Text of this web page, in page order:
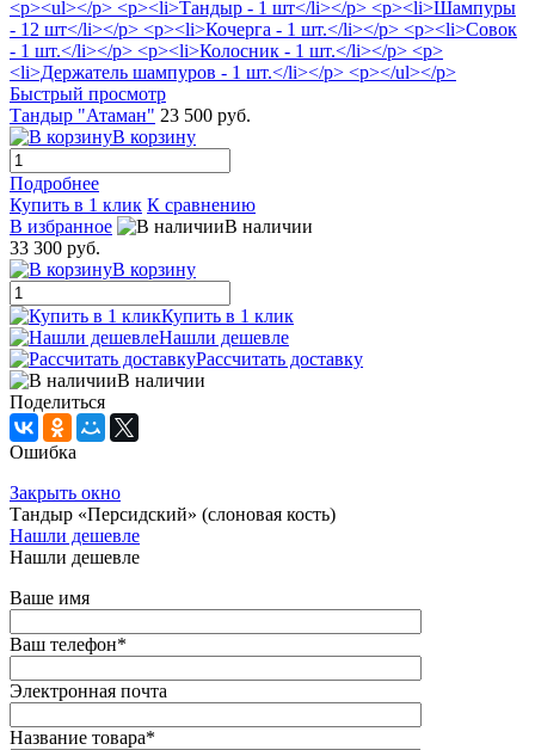
Быстрый просмотр
Тандыр "Атаман" 23 500 руб.
В корзину
Подробнее
Купить в 1 клик К сравнению
В избранное
В наличии
33 300 руб.
В корзину
Купить в 1 клик
Нашли дешевле
Рассчитать доставку
В наличии
Поделиться
Ошибка
Закрыть окно
Тандыр «Персидский» (слоновая кость)
Нашли дешевле
Нашли дешевле
Ваше имя
Ваш телефон*
Электронная почта
Название товара*